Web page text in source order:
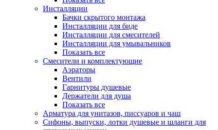
Инсталляции
Бачки скрытого монтажа
Инсталляции для биде
Инсталляции для смесителей
Инсталляции для умывальников
Показать все
Смесители и комплектующие
Аэраторы
Вентили
Гарнитуры душевые
Держатели для душа
Показать все
Арматура для унитазов, писсуаров и чаш
Сифоны, выпуски, лотки душевые и шланги для